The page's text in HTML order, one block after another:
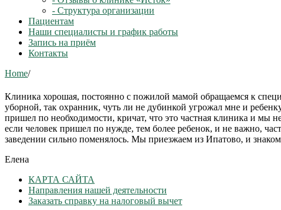
- Структура организации
Пациентам
Наши специалисты и график работы
Запись на приём
Контакты
Home/
Клиника хорошая, постоянно с пожилой мамой обращаемся к
уборной, так охранник, чуть ли не дубинкой угрожал мне и
пришел по необходимости, кричат, что это частная клиника и мы
если человек пришел по нужде, тем более ребенок, и не важно,
заведении сильно поменялось. Мы приезжаем из Ипатово, и
Елена
КАРТА САЙТА
Направления нашей деятельности
Заказать справку на налоговый вычет